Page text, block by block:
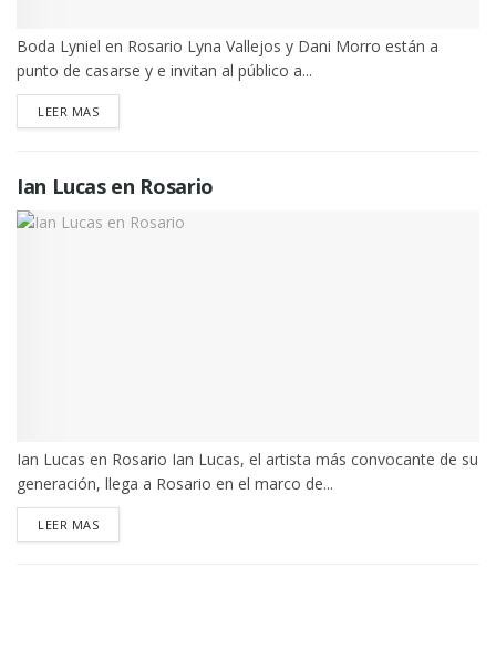
Boda Lyniel en Rosario Lyna Vallejos y Dani Morro están a
punto de casarse y e invitan al público a...
LEER MASDETAILS
Ian Lucas en Rosario
Ian Lucas en Rosario Ian Lucas, el artista más convocante de su
generación, llega a Rosario en el marco de...
LEER MASDETAILS